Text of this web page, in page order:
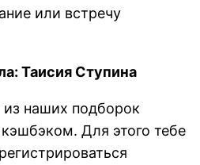
или встречу
Таисия Ступина
наших подборок
Для этого тебе